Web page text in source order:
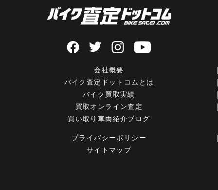
会社概要
バイク査定ドットコムとは
バイク買取実績
買取オンライン査定
買い取り車両紹介ブログ
プライバシーポリシー
サイトマップ